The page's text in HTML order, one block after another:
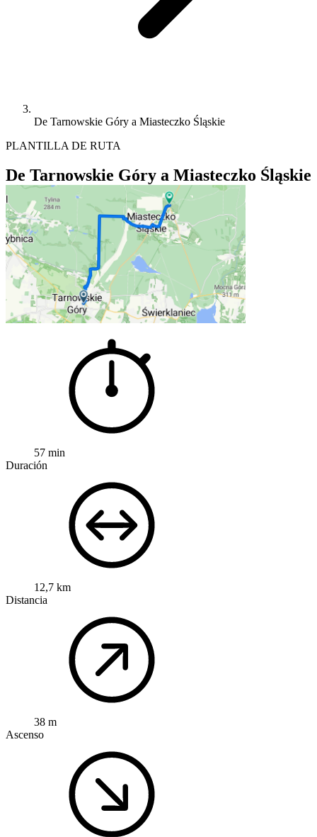
De Tarnowskie Góry a Miasteczko Śląskie
PLANTILLA DE RUTA
De Tarnowskie Góry a Miasteczko Śląskie
57 min
Duración
12,7 km
Distancia
38 m
Ascenso